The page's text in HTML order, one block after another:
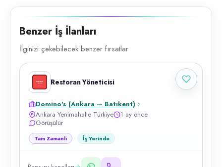
Benzer İş İlanları
İlginizi çekebilecek benzer fırsatlar
Restoran Yöneticisi
Domino's (Ankara — Batıkent)
Ankara Yenimahalle Türkiye
1 ay önce
Görüşülür
Tam Zamanlı İş Yerinde